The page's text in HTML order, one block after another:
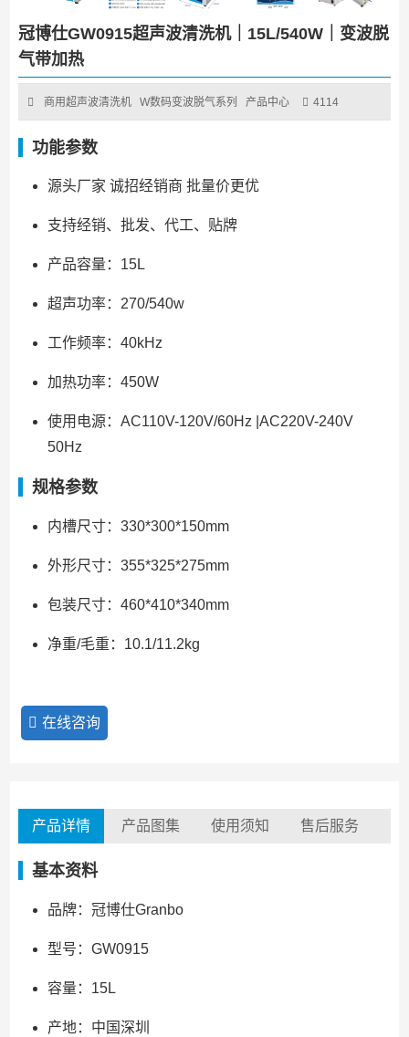
冠博仕GW0915超声波清洗机｜15L/540W｜变波脱
气带加热
商用超声波清洗机 W数码变波脱气系列 产品中心 4114
功能参数
源头厂家 诚招经销商 批量价更优
支持经销、批发、代工、贴牌
产品容量：15L
超声功率：270/540w
工作频率：40kHz
加热功率：450W
使用电源：AC110V-120V/60Hz |AC220V-240V
50Hz
规格参数
内槽尺寸：330*300*150mm
外形尺寸：355*325*275mm
包装尺寸：460*410*340mm
净重/毛重：10.1/11.2kg
在线咨询
产品详情 产品图集 使用须知 售后服务
基本资料
品牌：冠博仕Granbo
型号：GW0915
容量：15L
产地：中国深圳